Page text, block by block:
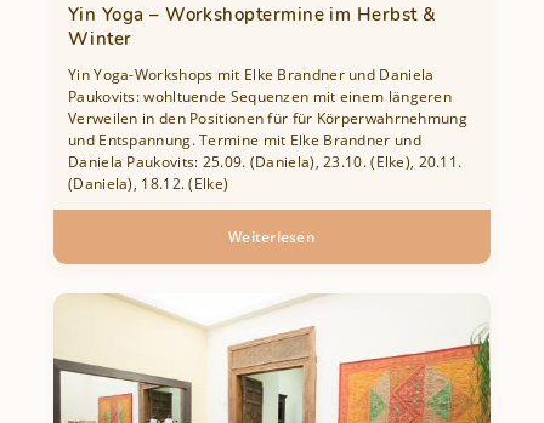
Yin Yoga – Workshoptermine im Herbst &
Winter
Yin Yoga-Workshops mit Elke Brandner und Daniela
Paukovits: wohltuende Sequenzen mit einem längeren
Verweilen in den Positionen für für Körperwahrnehmung
und Entspannung. Termine mit Elke Brandner und
Daniela Paukovits: 25.09. (Daniela), 23.10. (Elke), 20.11.
(Daniela), 18.12. (Elke)
Weiterlesen
Yin
Workshoptermine
im
Herbst